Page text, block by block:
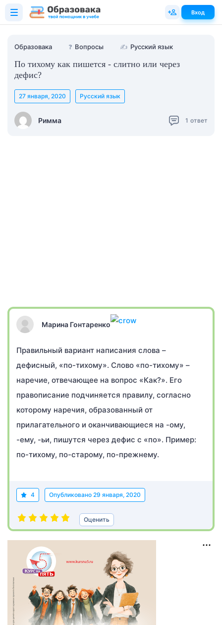
Образовака ❓ Вопросы ✍ Русский язык
По тихому как пишется - слитно или через
дефис?
Римма
27 января, 2020 Русский язык
1 ответ
Марина Гонтаренко
Правильный вариант написания слова –
дефисный, «по-тихому». Слово «по-тихому» –
наречие, отвечающее на вопрос «Как?». Его
правописание подчиняется правилу, согласно
которому наречия, образованный от
прилагательного и оканчивающиеся на -ому,
-ему, -ьи, пишутся через дефис с «по». Пример:
по-тихому, по-старому, по-прежнему.
4 Опубликовано 29 января, 2020
Оценить
Вход